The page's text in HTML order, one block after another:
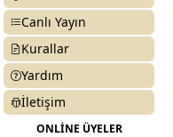
Canlı Yayın
Kurallar
Yardım
İletişim
ONLİNE ÜYELER